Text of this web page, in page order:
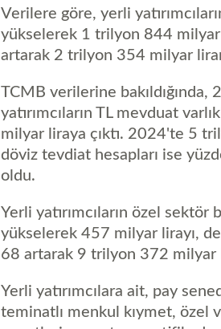
Verilere göre, yerli
yükselerek 1 trilyon 844 milyar
artarak 2 trilyon 354 milyar
TCMB verilerine
yatırımcıların TL mevduat
milyar liraya çıktı. 2024'te 5
döviz tevdiat hesapları ise
oldu.
Yerli yatırımcıların özel
yükselerek 457 milyar lirayı,
68 artarak 9 trilyon 372 milyar
Yerli yatırımcılara ait, pay
teminatlı menkul kıymet, özel